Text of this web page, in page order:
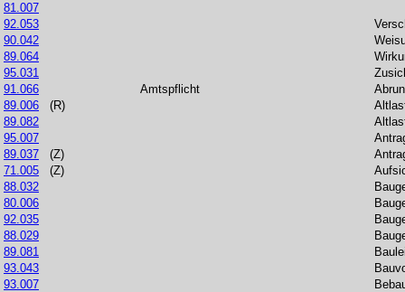
81.007
92.053
90.042
89.064
95.031
91.066
Amtspflicht
89.006
(R)
89.082
95.007
89.037
(Z)
71.005
(Z)
88.032
80.006
92.035
88.029
89.081
93.043
93.007